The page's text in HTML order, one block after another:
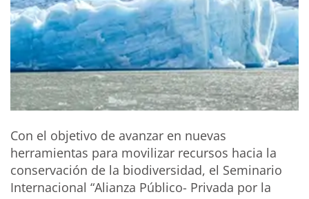
Con el objetivo de avanzar en nuevas
herramientas para movilizar recursos hacia la
conservación de la biodiversidad, el Seminario
Internacional “Alianza Público- Privada por la